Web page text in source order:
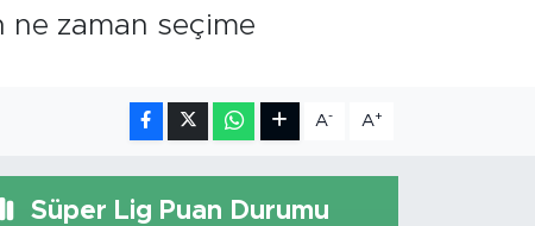
ne zaman seçime
A- A+
Süper Lig Puan Durumu